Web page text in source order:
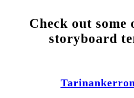
Check out
storyboard